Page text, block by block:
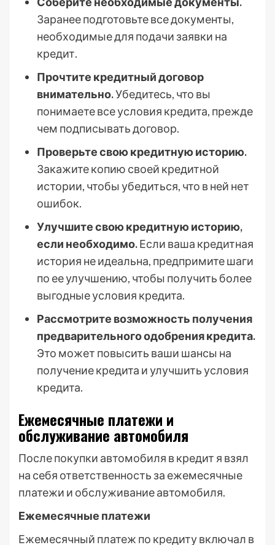
Заранее подготовьте все документы,
необходимые для подачи заявки на
кредит.
Прочтите кредитный договор
внимательно.Убедитесь, что вы
понимаете все условия кредита, прежде
чем подписывать договор.
Проверьте свою кредитную историю.
Закажите копию своей кредитной
истории, чтобы убедиться, что в ней нет
ошибок.
Улучшите свою кредитную историю,
если необходимо.Если ваша кредитная
история не идеальна, предпримите шаги
по ее улучшению, чтобы получить более
выгодные условия кредита.
Рассмотрите возможность получения
предварительного одобрения кредита.
Это может повысить ваши шансы на
получение кредита и улучшить условия
кредита.
Ежемесячные платежи и
обслуживание автомобиля
После покупки автомобиля в кредит я взял
на себя ответственность за ежемесячные
платежи и обслуживание автомобиля.
Ежемесячные платежи
Ежемесячный платеж по кредиту включал в